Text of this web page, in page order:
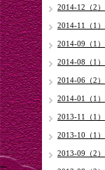
2014-12（2）
2014-11（1）
2014-09（1）
2014-08（1）
2014-06（2）
2014-01（1）
2013-11（1）
2013-10（1）
2013-09（2）